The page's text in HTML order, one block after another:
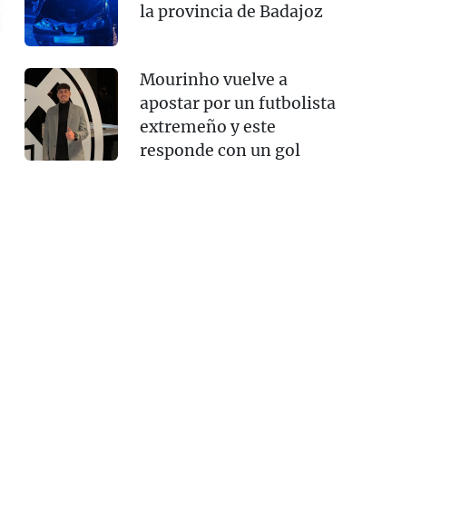
la provincia de Badajoz
Mourinho vuelve a
apostar por un futbolista
extremeño y este
responde con un gol